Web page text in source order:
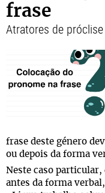
frase
Atratores de próclise
frase deste género
ou depois da forma
Neste caso
antes da forma